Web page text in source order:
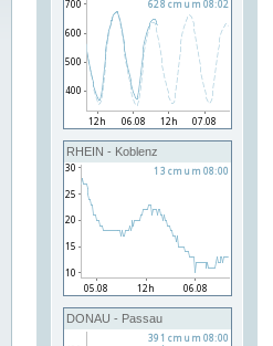
RHEIN - Koblenz
DONAU - Passau